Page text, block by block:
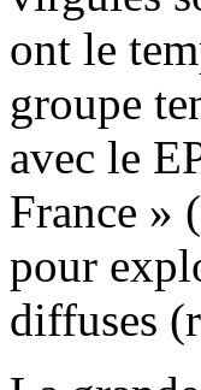
ont le
groupe
avec le
France »
pour
diffuses